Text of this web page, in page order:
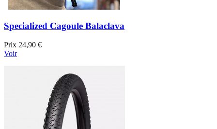
Specialized Cagoule Balaclava
Prix 24,90 €
Voir